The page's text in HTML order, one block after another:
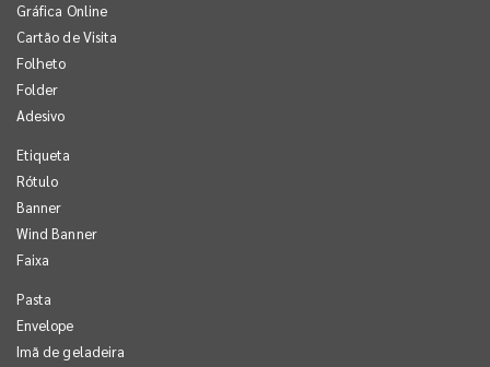
Gráfica Online
Cartão de Visita
Folheto
Folder
Adesivo
Etiqueta
Rótulo
Banner
Wind Banner
Faixa
Pasta
Envelope
Imã de geladeira